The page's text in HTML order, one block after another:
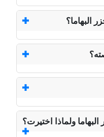
البهاما؟
ولماذا اختيرت؟